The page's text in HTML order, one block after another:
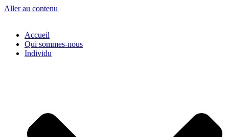
Aller au contenu
Accueil
Qui sommes-nous
Individu